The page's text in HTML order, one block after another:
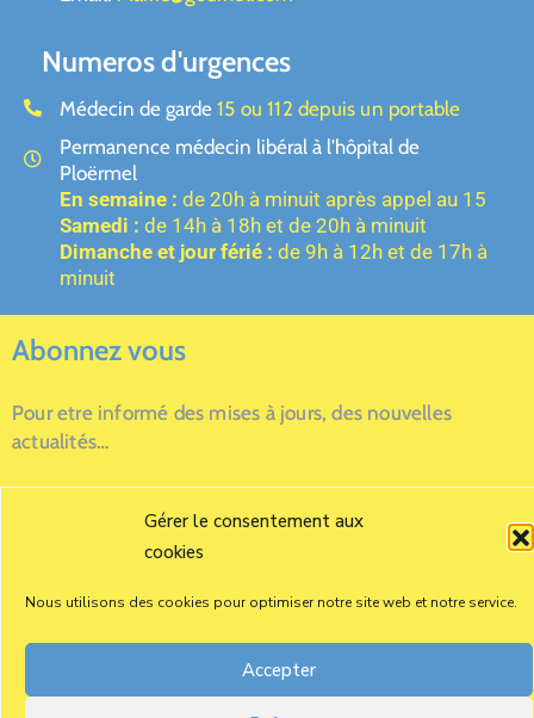
Gérer le consentement aux
cookies
Nous utilisons des cookies pour optimiser notre site web et notre service.
Accepter
Numeros d'urgences
Médecin de garde 15 ou 112 depuis un portable
Permanence médecin libéral à l'hôpital de
Ploërmel
En semaine : de 20h à minuit après appel au 15
Samedi : de 14h à 18h et de 20h à minuit
Dimanche et jour férié : de 9h à 12h et de 17h à
minuit
Abonnez vous
Pour etre informé des mises à jours, des nouvelles
actualités…